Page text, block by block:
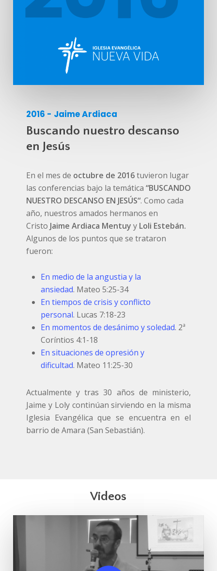
2016 - Jaime Ardiaca
Buscando nuestro descanso
en Jesús
En el mes de octubre de 2016tuvieron lugar
las conferencias bajo la temática “BUSCANDO
NUESTRO DESCANSO EN JESÚS“. Como cada
año, nuestros amados hermanos en
Cristo Jaime Ardiaca Mentuy yLoli Estebán.
Algunos de los puntos que se trataron
fueron:
En medio de la angustia y la
ansiedad. Mateo 5:25-34
En tiempos de crisis y conflicto
personal. Lucas 7:18-23
En momentos de desánimo y soledad. 2ª
Coríntios 4:1-18
En situaciones de opresión y
dificultad. Mateo 11:25-30
Actualmente y tras 30 años de ministerio,
Jaime y Loly continúan sirviendo en la misma
Iglesia Evangélica que se encuentra en el
barrio de Amara (San Sebastián).
Videos
Play Video
Play Video